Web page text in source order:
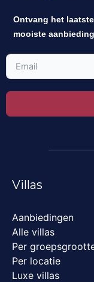
Ontvang het
mooiste
Villas
Aanbiedingen
Alle villas
Per
Per locatie
Luxe villas